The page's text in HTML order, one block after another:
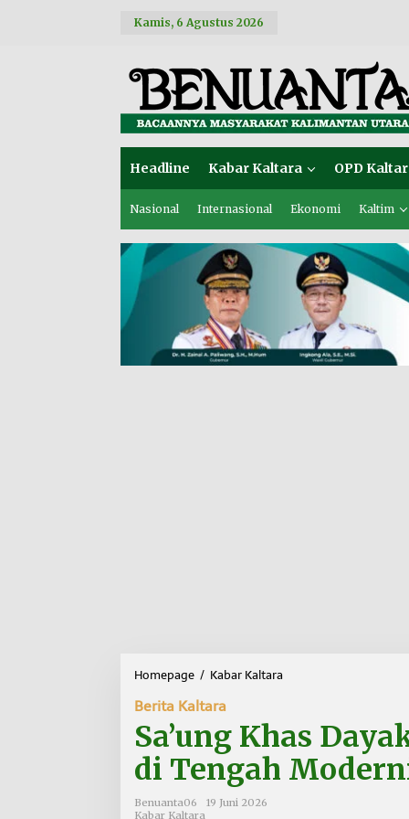
Kamis, 6 Agustus 2026
Headline Kabar Kaltara OPD
Nasional Internasional Ekonomi Kaltim
Homepage / Kabar Kaltara
n
Berita Kaltara
Sa’ung Khas
di Tengah
Benuanta06
19 Juni 2026
Kabar Kaltara